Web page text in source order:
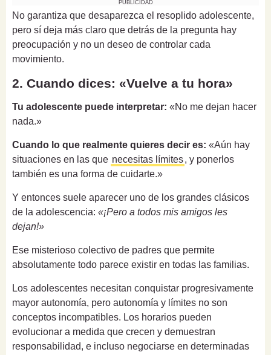
PUBLICIDAD
No garantiza que desaparezca el resoplido adolescente,
pero sí deja más claro que detrás de la pregunta hay
preocupación y no un deseo de controlar cada
movimiento.
2. Cuando dices: «Vuelve a tu hora»
Tu adolescente puede interpretar: «No me dejan hacer
nada.»
Cuando lo que realmente quieres decir es: «Aún hay
situaciones en las que necesitas límites, y ponerlos
también es una forma de cuidarte.»
Y entonces suele aparecer uno de los grandes clásicos
de la adolescencia: «¡Pero a todos mis amigos les
dejan!»
Ese misterioso colectivo de padres que permite
absolutamente todo parece existir en todas las familias.
Los adolescentes necesitan conquistar progresivamente
mayor autonomía, pero autonomía y límites no son
conceptos incompatibles. Los horarios pueden
evolucionar a medida que crecen y demuestran
responsabilidad, e incluso negociarse en determinadas